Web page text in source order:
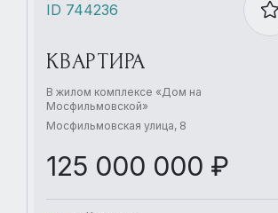
ID 744236
КВАРТИРА
В жилом комплексе «Дом на
Мосфильмовской»
Мосфильмовская улица, 8
125 000 000 ₽